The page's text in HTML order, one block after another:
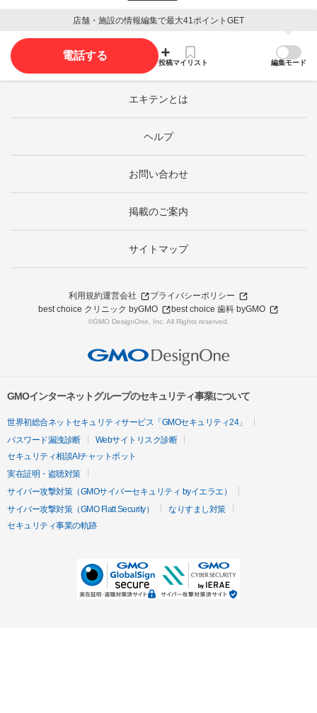
店舗・施設の情報編集で最大41ポイントGET
電話する
投稿マイリスト 編集モード
エキテンとは
ヘルプ
お問い合わせ
掲載のご案内
サイトマップ
利用規約運営会社
プライバシーポリシー
best choice クリニック byGMO
best choice 歯科 byGMO
©GMO DesignOne, Inc. All Rights reserved.
GMOインターネットグループのセキュリティ事業について
世界初総合ネットセキュリティサービス「GMOセキュリティ24」
パスワード漏洩診断
Webサイトリスク診断
セキュリティ相談AIチャットボット
実在証明・盗聴対策
サイバー攻撃対策（GMOサイバーセキュリティ byイエラエ）
サイバー攻撃対策（GMO Flatt Security）
なりすまし対策
セキュリティ事業の軌跡